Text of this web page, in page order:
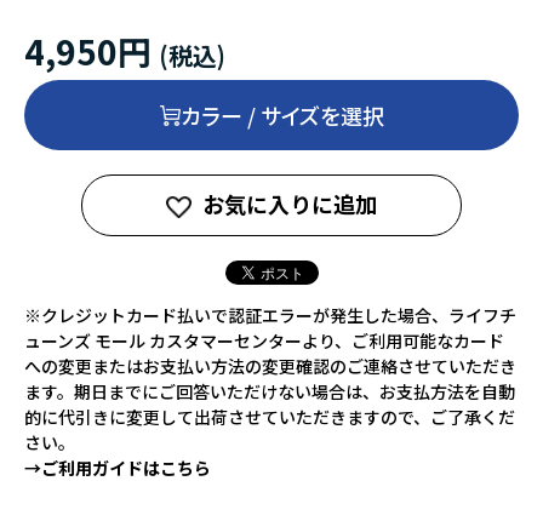
4,950円
カラー / サイズを選択
お気に入りに追加
※クレジットカード払いで認証エラーが発生した場合、ライフチ
ューンズ モール カスタマーセンターより、ご利用可能なカード
への変更またはお支払い方法の変更確認のご連絡させていただき
ます。期日までにご回答いただけない場合は、お支払方法を自動
的に代引きに変更して出荷させていただきますので、ご了承くだ
さい。
→ご利用ガイドはこちら